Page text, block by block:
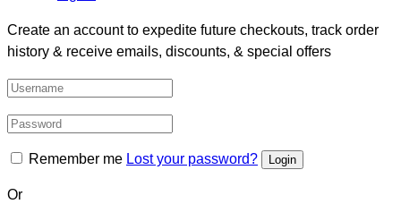
Create an account to expedite future checkouts, track order
history & receive emails, discounts, & special offers
Remember me Lost your password?
Or